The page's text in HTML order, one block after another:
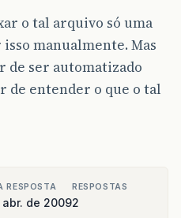
o tal arquivo só uma
manualmente. Mas
de ser automatizado
de entender o que o tal
RESPOSTA
de 2009
RESPOSTAS
2